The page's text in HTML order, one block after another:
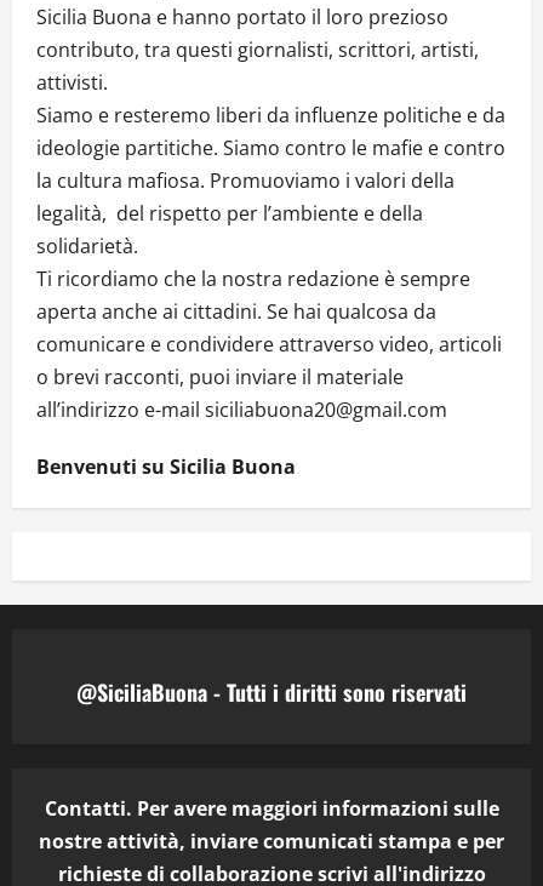
Sicilia Buona e hanno portato il loro prezioso
contributo, tra questi giornalisti, scrittori, artisti,
attivisti.
Siamo e resteremo liberi da influenze politiche e da
ideologie partitiche. Siamo contro le mafie e contro
la cultura mafiosa. Promuoviamo i valori della
legalità, del rispetto per l’ambiente e della
solidarietà.
Ti ricordiamo che la nostra redazione è sempre
aperta anche ai cittadini. Se hai qualcosa da
comunicare e condividere attraverso video, articoli
o brevi racconti, puoi inviare il materiale
all’indirizzo e-mail siciliabuona20@gmail.com
Benvenuti su Sicilia Buona
@SiciliaBuona - Tutti i diritti sono riservati
Contatti. Per avere maggiori informazioni sulle
nostre attività, inviare comunicati stampa e per
richieste di collaborazione scrivi all'indirizzo